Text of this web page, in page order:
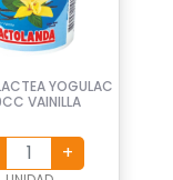
YOGULAC
VAINILLA